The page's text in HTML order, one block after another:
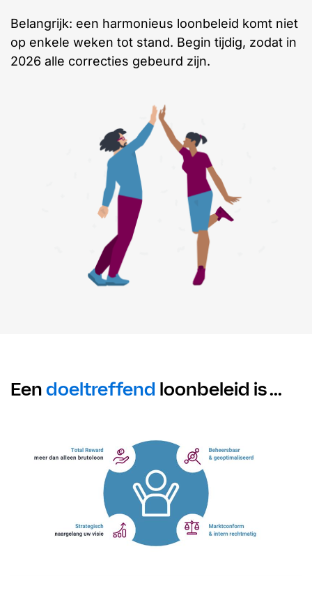
Belangrijk: een harmonieus loonbeleid komt niet
op enkele weken tot stand. Begin tijdig, zodat in
2026 alle correcties gebeurd zijn.
Eendoeltreffend loonbeleid is ...